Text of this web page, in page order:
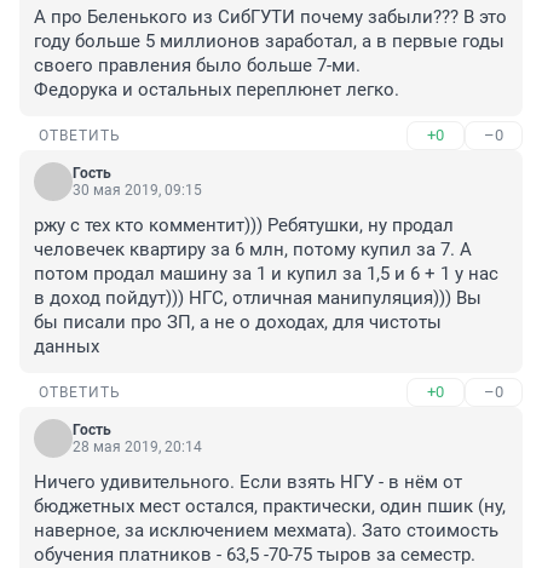
А про Беленького из СибГУТИ почему забыли??? В это
году больше 5 миллионов заработал, а в первые годы
своего правления было больше 7-ми.
Федорука и остальных переплюнет легко.
ОТВЕТИТЬ +0 –0
Гость
30 мая 2019, 09:15
ржу с тех кто комментит))) Ребятушки, ну продал
человечек квартиру за 6 млн, потому купил за 7. А
потом продал машину за 1 и купил за 1,5 и 6 + 1 у нас
в доход пойдут))) НГС, отличная манипуляция))) Вы
бы писали про ЗП, а не о доходах, для чистоты
данных
ОТВЕТИТЬ +0 –0
Гость
28 мая 2019, 20:14
Ничего удивительного. Если взять НГУ - в нём от
бюджетных мест остался, практически, один пшик (ну,
наверное, за исключением мехмата). Зато стоимость
обучения платников - 63,5 -70-75 тыров за семестр.